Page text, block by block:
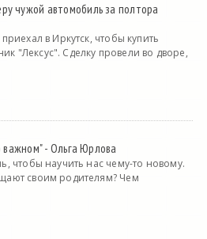
чужой автомобиль за полтора
в Иркутск, чтобы купить
"Лексус". Сделку провели во дворе,
важном" - Ольга Юрлова
чтобы научить нас чему-то новому.
своим родителям? Чем